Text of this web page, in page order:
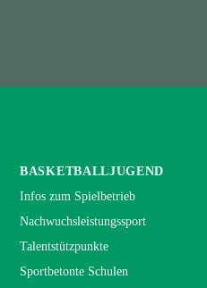
BASKETBALLJUGEND
Infos zum Spielbetrieb
Nachwuchsleistungssport
Talentstützpunkte
Sportbetonte Schulen